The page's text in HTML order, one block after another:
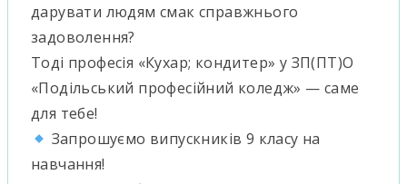
дарувати людям смак справжнього
задоволення?
Тоді професія «Кухар; кондитер» у ЗП(ПТ)О
«Подільський професійний коледж» — саме
для тебе!
Запрошуємо випускників 9 класу на
навчання!